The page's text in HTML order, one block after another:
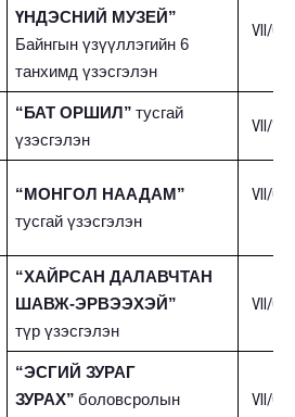
ҮНДЭСНИЙ МУЗЕЙ”
Байнгын үзүүллэгийн 6
танхимд үзэсгэлэн
VII/01-
“БАТ ОРШИЛ” тусгай
үзэсгэлэн
VII/10-
“МОНГОЛ НААДАМ”
тусгай үзэсгэлэн
VII/08-
“ХАЙРСАН ДАЛАВЧТАН
ШАВЖ-ЭРВЭЭХЭЙ”
түр үзэсгэлэн
VII/01-
“ЭСГИЙ ЗУРАГ
ЗУРАХ” боловсролын VII/01-